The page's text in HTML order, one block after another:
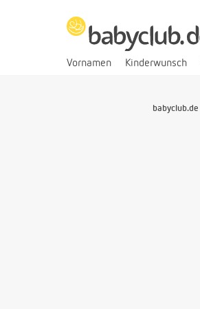
Vornamen Kinderwunsch
babyclub.de